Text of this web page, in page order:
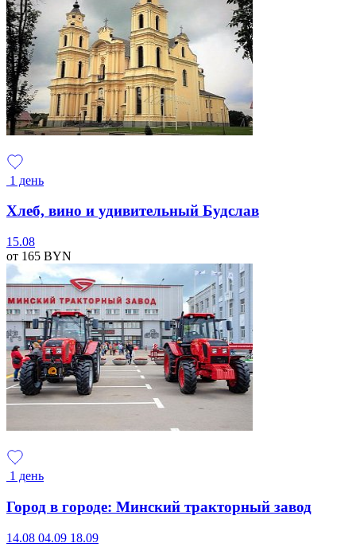
1 день
Хлеб, вино и удивительный Будслав
15.08
от 165 BYN
1 день
Город в городе: Минский тракторный завод
14.08 04.09 18.09